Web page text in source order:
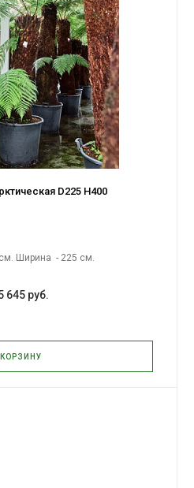
D225 H400
Ширина - 225 см.
645 руб.
КОРЗИНУ